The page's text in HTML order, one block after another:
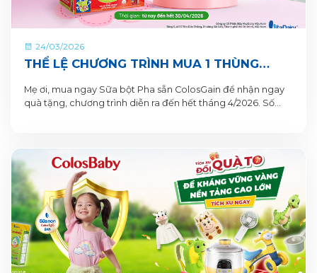
24/03/2026
THỂ LỆ CHƯƠNG TRÌNH MUA 1 THÙNG
TẶNG 1 QUÀ TỪ COLOSGAIN
Mẹ ơi, mua ngay Sữa bột Pha sẵn ColosGain để nhận ngay
quà tặng, chương trình diễn ra đến hết tháng 4/2026. Số